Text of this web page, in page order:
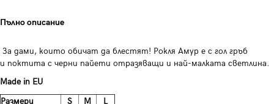
Пълно описание
За дами, които обичат да блестят! Рокля Амур е с гол гръб
и поктита с черни пайети отразяващи и най-малката светлина.
Made in EU
Размери
S M
L